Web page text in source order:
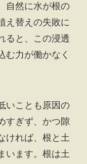
自然に水が根の
え替えの失敗に
ると、この浸透
む力が働かなく
いことも原因の
すぎず、かつ隙
ければ、根と土
います。根は土